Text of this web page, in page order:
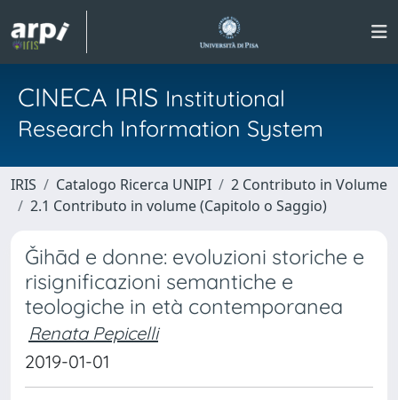
CINECA IRIS Institutional
Research Information System
IRIS Catalogo Ricerca UNIPI
2 Contributo in Volume
2.1 Contributo in volume (Capitolo o Saggio)
Ǧihād e donne: evoluzioni storiche e
risignificazioni semantiche e
teologiche in età contemporanea
Renata Pepicelli
2019-01-01